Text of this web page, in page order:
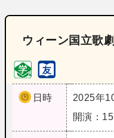
ウィーン国立歌
日時
2025年
開演：